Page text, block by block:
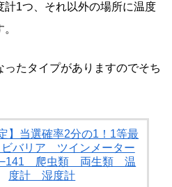
1つ、それ以外の場所に温度
たタイプがありますのでそち
】当選確率2分の1！1等最
バリア ツインメーター
爬虫類 両生類 温
度計 湿度計